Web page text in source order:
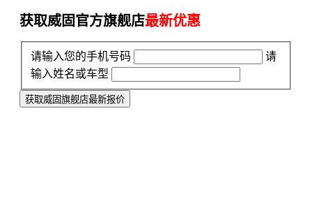
获取威固官方旗舰店最新优惠
请输入您的手机号码
请
输入姓名或车型
获取威固旗舰店最新报价